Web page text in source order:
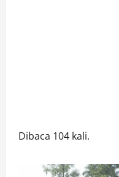
Dibaca 104 kali.